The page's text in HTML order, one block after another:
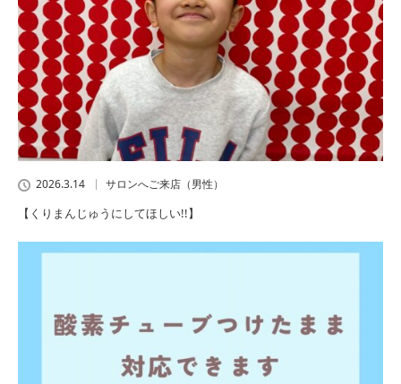
2026.3.14 サロンへご来店（男性）
【くりまんじゅうにしてほしい!!】